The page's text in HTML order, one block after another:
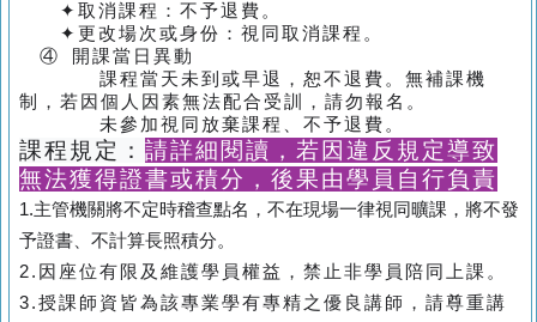
✦取消課程：不予退費。
✦更改場次或身份：視同取消課程。
④ 開課當日異動
課程當天未到或早退，恕不退費。無補課機
制，若因個人因素無法配合受訓，請勿報名。
未參加視同放棄課程、不予退費。
課程規定： 請詳細閱讀，若因違反規定導致
無法獲得證書或積分，後果由學員自行負責
1.主管機關將不定時稽查點名，不在現場一律視同曠課，將不發
予證書、不計算長照積分。
2.因座位有限及維護學員權益，禁止非學員陪同上課。
3.授課師資皆為該專業學有專精之優良講師，請尊重講